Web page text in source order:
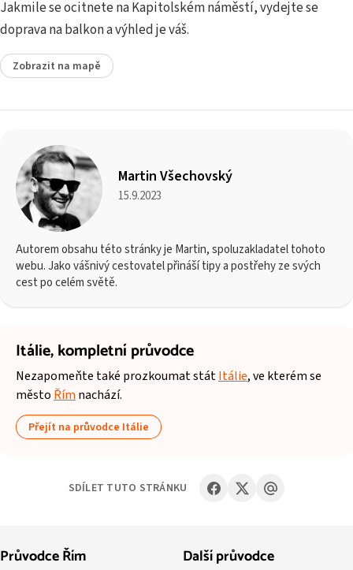
Jakmile se ocitnete na Kapitolském náměstí, vydejte se
doprava na balkon a výhled je váš.
Zobrazit na mapě
Martin Všechovský
15.9.2023
Autorem obsahu této stránky je Martin, spoluzakladatel tohoto
webu. Jako vášnivý cestovatel přináší tipy a postřehy ze svých
cest po celém světě.
Itálie,kompletní průvodce
Nezapomeňte také prozkoumat státItálie, ve kterém se
městoŘímnachází.
Přejít na průvodce Itálie
SDÍLET TUTO STRÁNKU
Průvodce Řím Další průvodce